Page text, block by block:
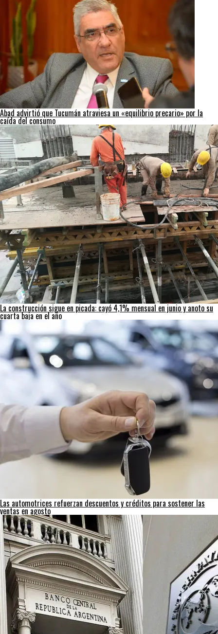
Abad advirtió que Tucumán atraviesa un «equilibrio precario» por la
caída del consumo
La construcción sigue en picada: cayó 4,1% mensual en junio y anoto su
cuarta baja en el año
Las automotrices refuerzan descuentos y créditos para sostener las
ventas en agosto